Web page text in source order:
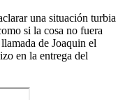
una situación turbia
si la cosa no fuera
de Joaquin el
en la entrega del